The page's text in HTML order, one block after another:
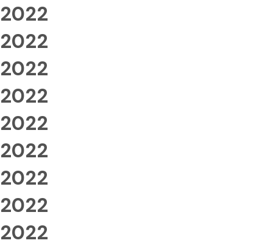
2022
2022
2022
2022
2022
2022
2022
2022
2022